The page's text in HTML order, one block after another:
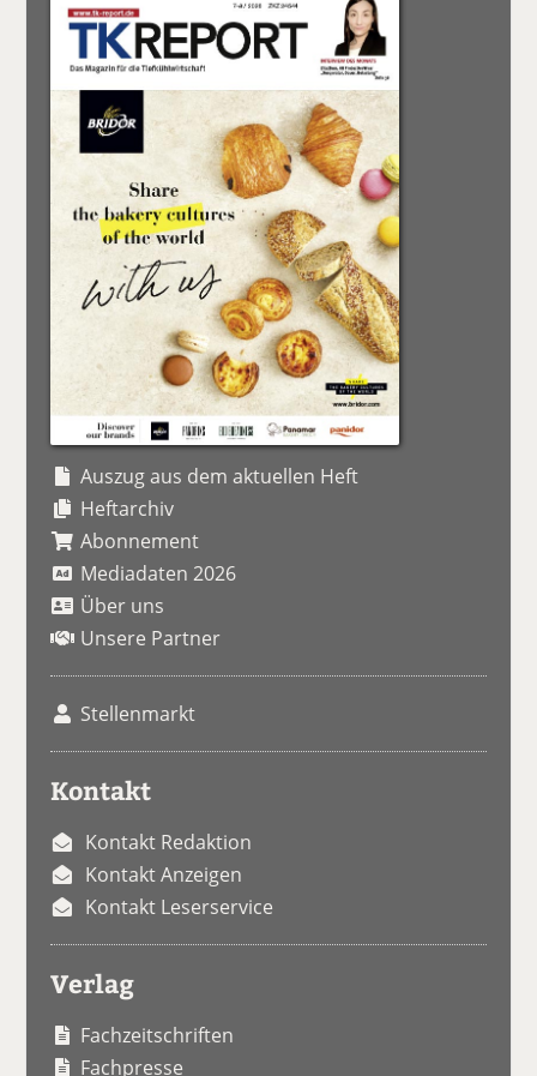
Auszug aus dem aktuellen Heft
Heftarchiv
Abonnement
Mediadaten 2026
Über uns
Unsere Partner
Stellenmarkt
Kontakt
Kontakt Redaktion
Kontakt Anzeigen
Kontakt Leserservice
Verlag
Fachzeitschriften
Fachpresse